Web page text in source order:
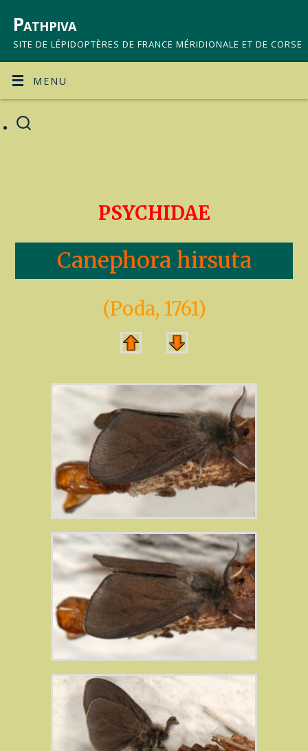
Pathpiva
SITE DE LÉPIDOPTÈRES DE FRANCE MÉRIDIONALE ET DE CORSE
MENU
PSYCHIDAE
Canephora hirsuta
(Poda, 1761)